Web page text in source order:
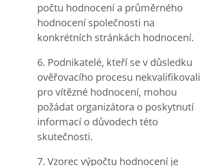
počtu hodnocení a průměrného
hodnocení společnosti na
konkrétních stránkách hodnocení.
6. Podnikatelé, kteří se v důsledku
ověřovacího procesu nekvalifikovali
pro vítězné hodnocení, mohou
požádat organizátora o poskytnutí
informací o důvodech této
skutečnosti.
7. Vzorec výpočtu hodnocení je